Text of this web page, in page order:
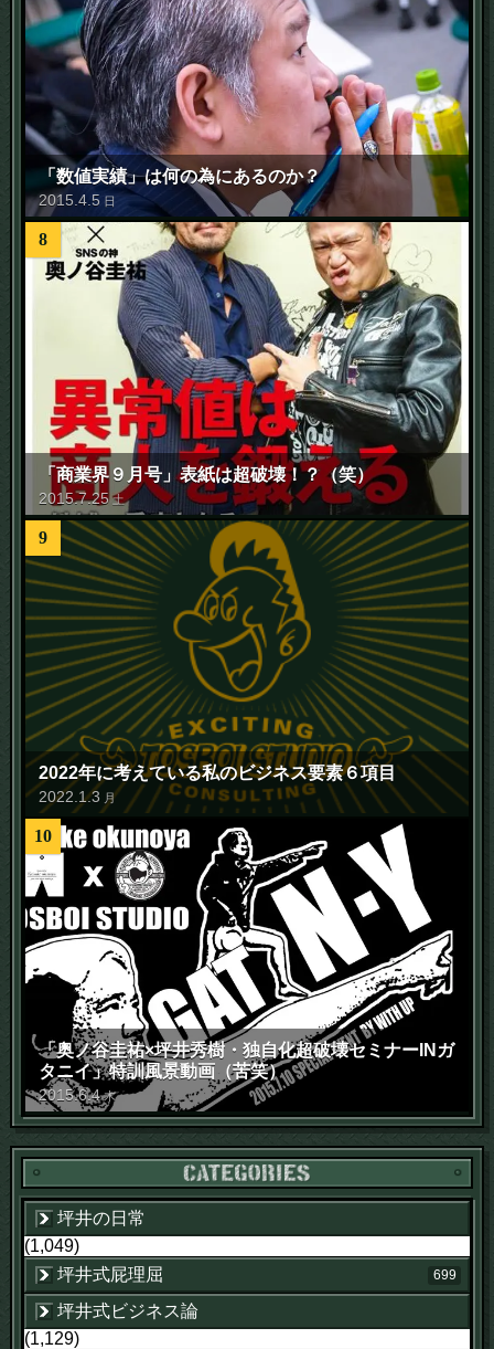
「数値実績」は何の為にあるのか？
2015 .4 .5 日
8
「商業界９月号」表紙は超破壊！？（笑）
2015.7.25 土
9
2022年に考えている私のビジネス要素６項目
2022 1.3 月
10
「奥ノ谷圭祐×坪井秀樹・独自化超破壊セミナーINガ
タニイ」特訓風景動画（苦笑）
2015.6.4 木
坪井の日常
(1,049)
坪井式屁理屈
699
坪井式ビジネス論
(1,129)